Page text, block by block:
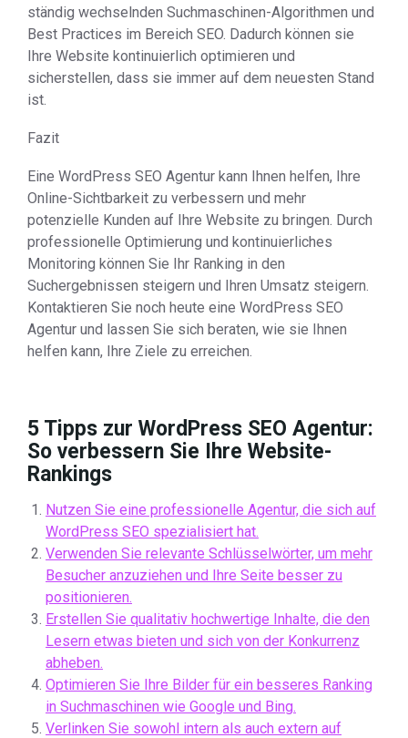
ständig wechselnden Suchmaschinen-Algorithmen und
Best Practices im Bereich SEO. Dadurch können sie
Ihre Website kontinuierlich optimieren und
sicherstellen, dass sie immer auf dem neuesten Stand
ist.
Fazit
Eine WordPress SEO Agentur kann Ihnen helfen, Ihre
Online-Sichtbarkeit zu verbessern und mehr
potenzielle Kunden auf Ihre Website zu bringen. Durch
professionelle Optimierung und kontinuierliches
Monitoring können Sie Ihr Ranking in den
Suchergebnissen steigern und Ihren Umsatz steigern.
Kontaktieren Sie noch heute eine WordPress SEO
Agentur und lassen Sie sich beraten, wie sie Ihnen
helfen kann, Ihre Ziele zu erreichen.
5 Tipps zur WordPress SEO Agentur:
So verbessern Sie Ihre Website-
Rankings
Nutzen Sie eine professionelle Agentur, die sich auf
WordPress SEO spezialisiert hat.
Verwenden Sie relevante Schlüsselwörter, um mehr
Besucher anzuziehen und Ihre Seite besser zu
positionieren.
Erstellen Sie qualitativ hochwertige Inhalte, die den
Lesern etwas bieten und sich von der Konkurrenz
abheben.
Optimieren Sie Ihre Bilder für ein besseres Ranking
in Suchmaschinen wie Google und Bing.
Verlinken Sie sowohl intern als auch extern auf